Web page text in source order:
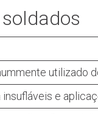
utilizado
insufláveis e